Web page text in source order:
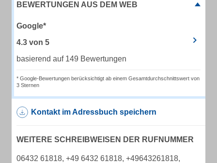
BEWERTUNGEN AUS DEM WEB
Google*
4.3 von 5
basierend auf 149 Bewertungen
* Google-Bewertungen berücksichtigt ab einem Gesamtdurchschnittswert von
3 Sternen
Kontakt im Adressbuch speichern
WEITERE SCHREIBWEISEN DER RUFNUMMER
06432 61818, +49 6432 61818, +49643261818,